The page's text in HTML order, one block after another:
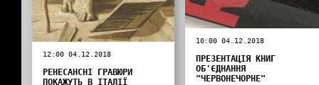
12:00 04.12.2018
РЕНЕСАНСНІ ГРАВЮРИ
ПОКАЖУТЬ В ІТАЛІЇ
10:00 04.12.2018
ПРЕЗЕНТАЦІЯ КНИГ
ОБ'ЄДНАННЯ
"ЧЕРВОНЕЧОРНЕ"